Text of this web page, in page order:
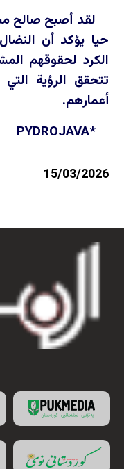
لقد أصبح صالح
حيا يؤكد أن
الكرد لحقوقهم
تتحقق الرؤية
أعمارهم.
*
PYDROJAVA
15/03/2026